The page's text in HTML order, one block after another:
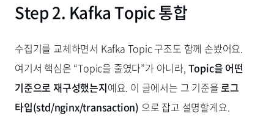
Step 2. Kafka Topic 통합
수집기를 교체하면서 Kafka Topic 구조도 함께 손봤어요.
여기서 핵심은 “Topic을 줄였다”가 아니라, Topic을 어떤
기준으로 재구성했는지예요. 이 글에서는 그 기준을로그
타입(std/nginx/transaction) 으로 잡고 설명할게요.